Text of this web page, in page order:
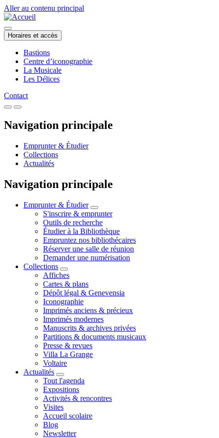
Aller au contenu principal
Horaires et accès
Bastions
Centre d’iconographie
La Musicale
Les Délices
Contact
Navigation principale
Emprunter & Étudier
Collections
Actualités
Navigation principale
Emprunter & Étudier
S'inscrire & emprunter
Outils de recherche
Étudier à la Bibliothèque
Empruntez nos bibliothécaires
Réserver une salle de réunion
Demander une numérisation
Collections
Affiches
Cartes & plans
Dépôt légal & Genevensia
Iconographie
Imprimés anciens & précieux
Imprimés modernes
Manuscrits & archives privées
Partitions & documents musicaux
Presse & revues
Villa La Grange
Voltaire
Actualités
Tout l'agenda
Expositions
Activités & rencontres
Visites
Accueil scolaire
Blog
Newsletter